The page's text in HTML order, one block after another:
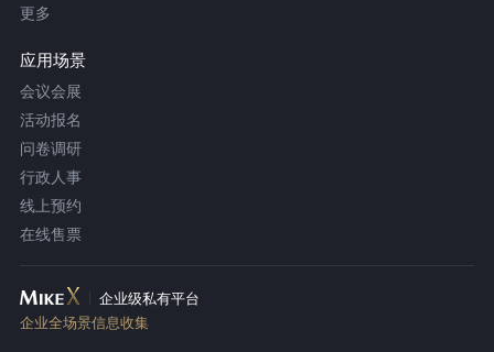
更多
应用场景
会议会展
活动报名
问卷调研
行政人事
线上预约
在线售票
企业级私有平台
企业全场景信息收集